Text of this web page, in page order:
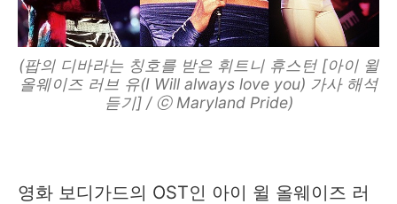
(팝의 디바라는 칭호를 받은 휘트니 휴스턴 [아이 윌
올웨이즈 러브 유(I Will always love you) 가사 해석
듣기] / ⓒ Maryland Pride)
영화 보디가드의 OST인 아이 윌 올웨이즈 러